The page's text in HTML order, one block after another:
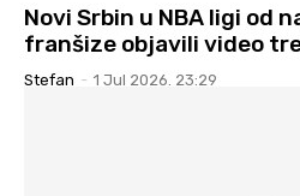
Novi Srbin u NBA ligi od
franšize objavili video
Stefan - 1 Jul 2026. 23:29